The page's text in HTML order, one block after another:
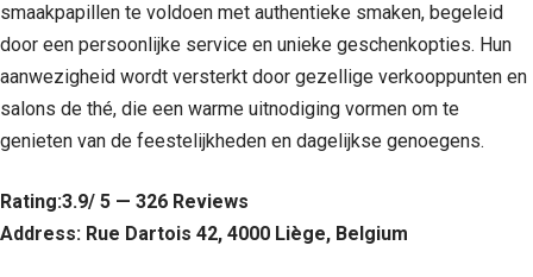
smaakpapillen te voldoen met authentieke smaken, begeleid
door een persoonlijke service en unieke geschenkopties. Hun
aanwezigheid wordt versterkt door gezellige verkooppunten en
salons de thé, die een warme uitnodiging vormen om te
genieten van de feestelijkheden en dagelijkse genoegens.
Rating:3.9/ 5 — 326 Reviews
Address: Rue Dartois 42, 4000 Liège, Belgium